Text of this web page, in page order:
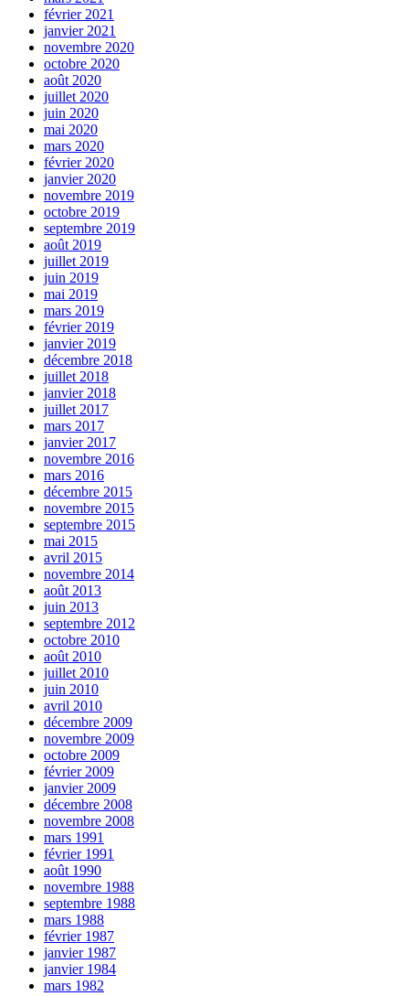
février 2021
janvier 2021
novembre 2020
octobre 2020
août 2020
juillet 2020
juin 2020
mai 2020
mars 2020
février 2020
janvier 2020
novembre 2019
octobre 2019
septembre 2019
août 2019
juillet 2019
juin 2019
mai 2019
mars 2019
février 2019
janvier 2019
décembre 2018
juillet 2018
janvier 2018
juillet 2017
mars 2017
janvier 2017
novembre 2016
mars 2016
décembre 2015
novembre 2015
septembre 2015
mai 2015
avril 2015
novembre 2014
août 2013
juin 2013
septembre 2012
octobre 2010
août 2010
juillet 2010
juin 2010
avril 2010
décembre 2009
novembre 2009
octobre 2009
février 2009
janvier 2009
décembre 2008
novembre 2008
mars 1991
février 1991
août 1990
novembre 1988
septembre 1988
mars 1988
février 1987
janvier 1987
janvier 1984
mars 1982